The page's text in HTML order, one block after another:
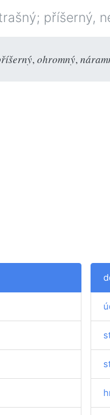
příšerný,
, ohromný,